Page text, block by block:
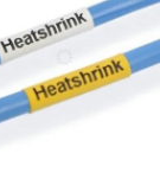
cho Quý